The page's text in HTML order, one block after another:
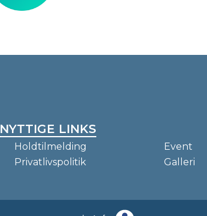
NYTTIGE LINKS
Holdtilmelding Event
Privatlivspolitik
Galleri